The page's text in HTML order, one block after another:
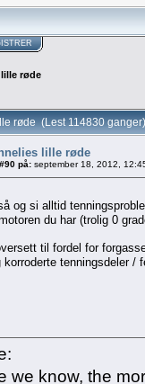
røde
røde (Lest 114830 ganger)
lille røde
på: september 18, 2012,
og si alltid
du har (trolig 0
til fordel for
tenningsdeler /
we know, the